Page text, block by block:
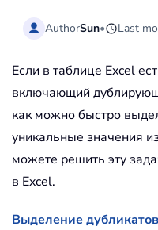
AuthorSun• Last
Если в таблице Excel
включающий
как можно быстро
уникальные значения
можете решить эту
в Excel.
Выделение